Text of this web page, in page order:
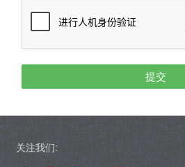
提交
关注我们: